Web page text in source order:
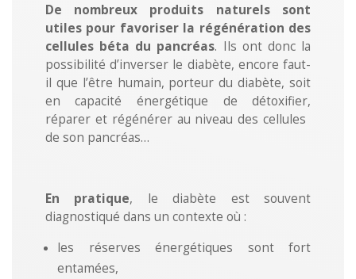
De nombreux produits naturels sont
utiles pour favoriser la régénération des
cellules béta du pancréas. Ils ont donc la
possibilité d’inverser le diabète, encore faut-
il que l’être humain, porteur du diabète, soit
en capacité énergétique de détoxifier,
réparer et régénérer au niveau de​s cellules ​
de son pancréas…
En ​pratique, le diabète est souvent
diagnostiqué dans un contexte où :
les réserves énergétiques sont fort
entamées,